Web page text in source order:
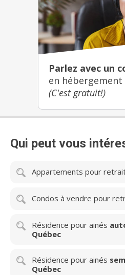
Parlez avec un
en
(C'est gratuit!)
Qui peut vous
Appartements pour
Condos à vendre pour
Résidence pour ainés
Québec
Résidence pour ainés
Québec